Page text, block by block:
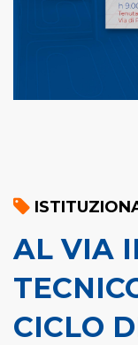
AL VIA
CICLO